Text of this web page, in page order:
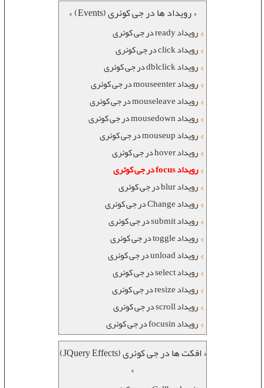
« رویداد ها در جی کوئری (Events) »
رویداد ready در جی کوئری
رویداد click در جی کوئری
رویداد dblclick در جی کوئری
رویداد mouseenter در جی کوئری
رویداد mouseleave در جی کوئری
رویداد mousedown در جی کوئری
رویداد mouseup در جی کوئری
رویداد hover در جی کوئری
رویداد focus در جی کوئری
رویداد blur در جی کوئری
رویداد Change در جی کوئری
رویداد submit در جی کوئری
رویداد toggle در جی کوئری
رویداد unload در جی کوئری
رویداد select در جی کوئری
رویداد resize در جی کوئری
رویداد scroll در جی کوئری
رویداد focusin در جی کوئری
« افکت ها در جی کوئری (JQuery Effects)
»